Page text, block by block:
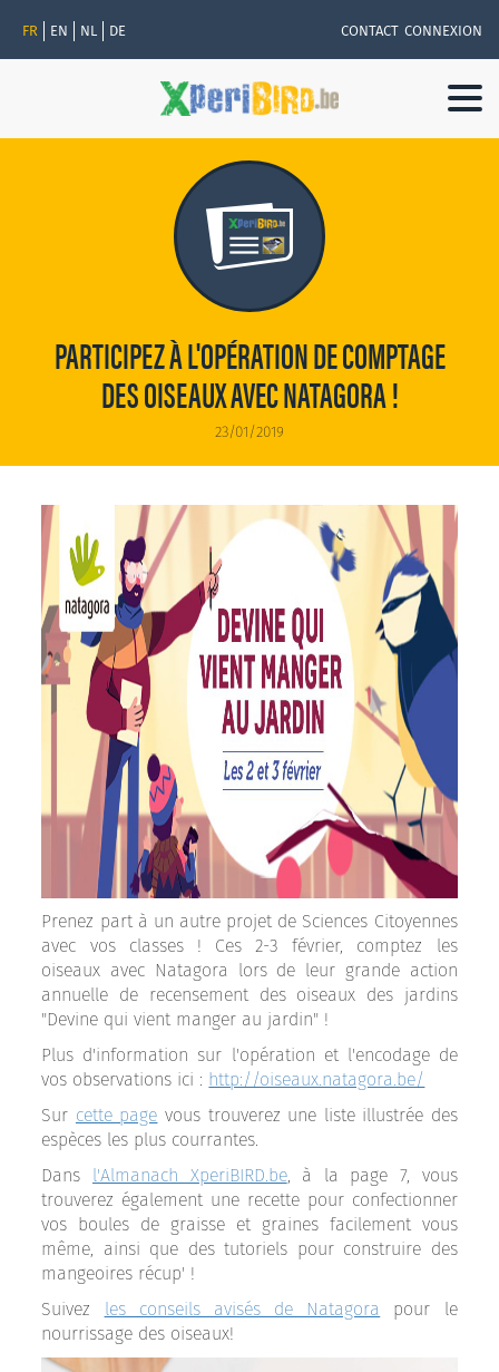
FR EN NL DE CONTACT CONNEXION
PARTICIPEZ À L'OPÉRATION DE COMPTAGE
DES OISEAUX AVEC NATAGORA !
23/01/2019
Prenez part à un autre projet de Sciences Citoyennes
avec vos classes ! Ces 2-3 février, comptez les
oiseaux avec Natagora lors de leur grande action
annuelle de recensement des oiseaux des jardins
"Devine qui vient manger au jardin" !
Plus d'information sur l'opération et l'encodage de
vos observations ici : http://oiseaux.natagora.be/
Sur cette page vous trouverez une liste illustrée des
espèces les plus courrantes.
Dans l'Almanach XperiBIRD.be, à la page 7, vous
trouverez également une recette pour confectionner
vos boules de graisse et graines facilement vous
même, ainsi que des tutoriels pour construire des
mangeoires récup' !
Suivez les conseils avisés de Natagora pour le
nourrissage des oiseaux!